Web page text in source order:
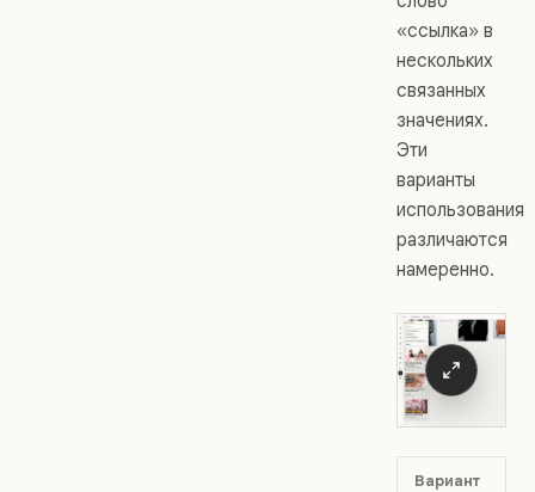
«ссылка» в
нескольких
связанных
значениях.
Эти
варианты
использования
различаются
намеренно.
Вариант